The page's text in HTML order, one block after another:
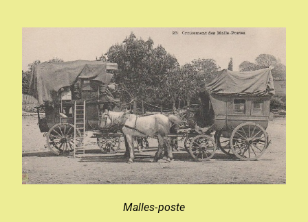
Malles-poste